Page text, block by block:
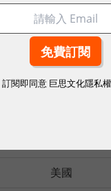
英國
英國
美國
美國
訂閱即同意 巨思文化隱私